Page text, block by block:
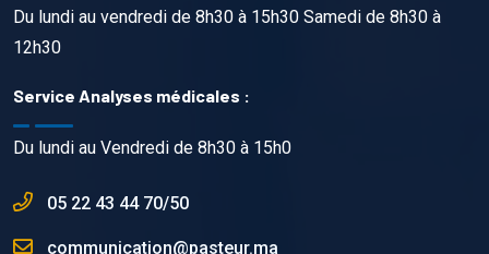
Du lundi au vendredi de 8h30 à 15h30 Samedi de 8h30 à
12h30
Service Analyses médicales :
Du lundi au Vendredi de 8h30 à 15h0
05 22 43 44 70/50
communication@pasteur.ma